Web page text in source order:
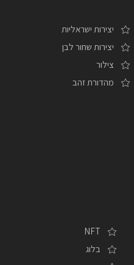
יצירות ישראליות
יצירות שחור לבן
צילור
מהדורת זהב
NFT
בלוג